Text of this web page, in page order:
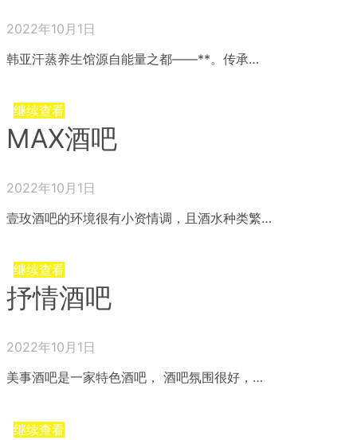
2022年10月1日
韩亚汗蒸养生馆源自能量之都——**。传承…
继续查看
MAX酒吧
2022年10月1日
壹玫酒吧的环境很有小资情调，且酒水种类繁…
继续查看
抒情酒吧
2022年10月1日
美事酒吧是一家特色酒吧， 酒吧氛围很好，…
继续查看